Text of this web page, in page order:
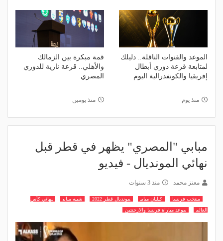
الموعد والقنوات الناقلة.. دليلك
لمتابعة قرعة دوري أبطال
إفريقيا والكونفدرالية اليوم
منذ يوم
قمة مبكرة بين الزمالك
والأهلي.. قرعة نارية للدوري
المصري
منذ يومين
مبابي "المصري" يظهر في قطر قبل
نهائي المونديال - فيديو
معتز محمد منذ 3 سنوات
منتخب فرنسا كيليان مبابي مونديال قطر 2022 شبيه مبابي
نهائي كأس
العالم
موعد مباراة فرنسا والارجنتين